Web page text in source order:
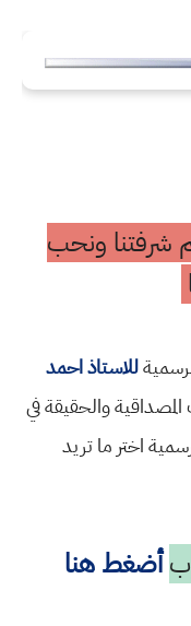
شرفتنا ونحب
للاستاذ احمد
والحقيقة في
اختر ما تريد
أضغط هنا